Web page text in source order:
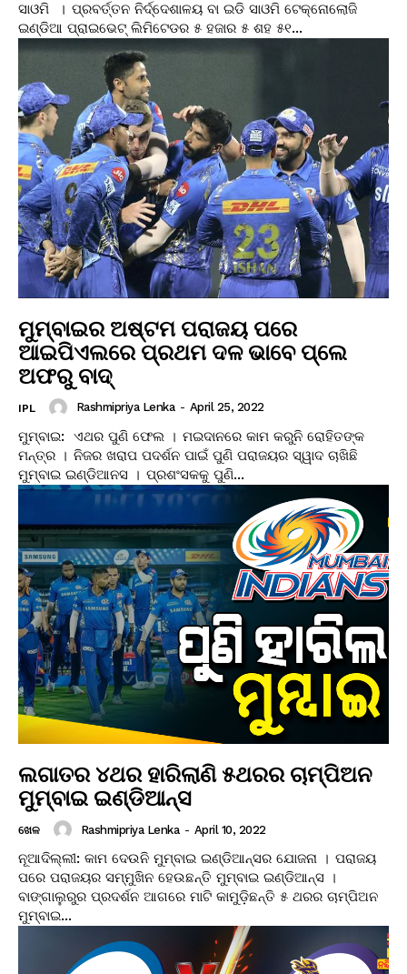
ସାଓମି । ପ୍ରବର୍ତ୍ତନ ନିର୍ଦ୍ଦେଶାଳୟ ବା ଇଡି ସାଓମି ଟେକ୍ନୋଲୋଜି
ଇଣ୍ଡିଆ ପ୍ରାଇଭେଟ୍‌ ଲିମିଟେଡର ୫ ହଜାର ୫ ଶହ ୫୧...
ମୁମ୍ବାଇର ଅଷ୍ଟମ ପରାଜୟ ପରେ
ଆଇପିଏଲରେ ପ୍ରଥମ ଦଳ ଭାବେ ପ୍ଲେ
ଅଫରୁ ବାଦ୍
IPL Rashmipriya Lenka - April 25, 2022
ମୁମ୍ବାଇ: ଏଥର ପୁଣି ଫେଲ । ମଇଦାନରେ କାମ କରୁନି ରୋହିତଙ୍କ
ମନ୍ତ୍ର । ନିଜର ଖରାପ ପଦର୍ଶନ ପାଇଁ ପୁଣି ପରାଜୟର ସ୍ୱାଦ ଚାଖିଛି
ମୁମ୍ବାଇ ଇଣ୍ଡିଆନସ । ପ୍ରଶଂସକକୁ ପୁଣି...
ଲଗାତର ୪ଥର ହାରିଲାଣି ୫ଥରର ଚାମ୍ପିଅନ
ମୁମ୍ବାଇ ଇଣ୍ଡିଆନ୍ସ
ଖେଳ Rashmipriya Lenka - April 10, 2022
ନୂଆଦିଲ୍ଲୀ: କାମ ଦେଉନି ମୁମ୍ବାଇ ଇଣ୍ଡିଆନ୍ସର ଯୋଜନା । ପରାଜୟ
ପରେ ପରାଜୟର ସମ୍ମୁଖିନ ହେଉଛନ୍ତି ମୁମ୍ବାଇ ଇଣ୍ଡିଆନ୍ସ ।
ବାଙ୍ଗାଲୁରୁର ପ୍ରଦର୍ଶନ ଆଗରେ ମାଟି କାମୁଡ଼ିଛନ୍ତି ୫ ଥରର ଚାମ୍ପିଅନ
ମୁମ୍ବାଇ...